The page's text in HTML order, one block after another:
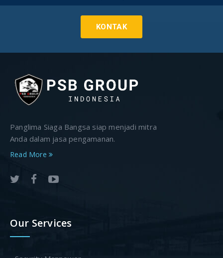
KONTAK
Panglima Siaga Bangsa siap menjadi mitra
Anda dalam jasa pengamanan.
Read More
Our Services